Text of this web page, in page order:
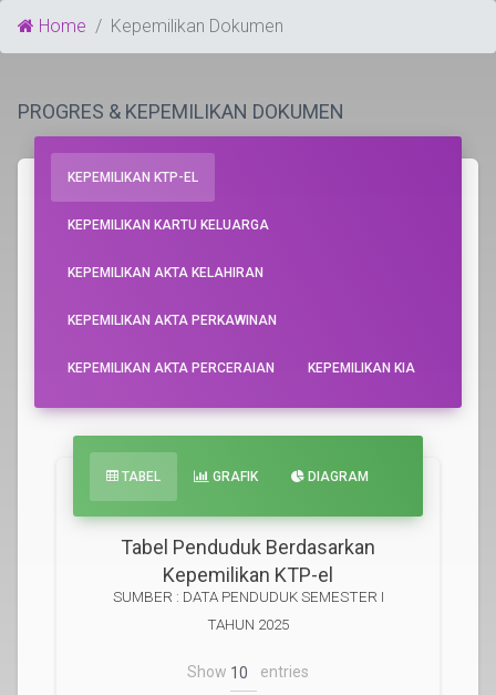
Home Kepemilikan Dokumen
PROGRES & KEPEMILIKAN DOKUMEN
KEPEMILIKAN KTP-EL
KEPEMILIKAN KARTU KELUARGA
KEPEMILIKAN AKTA KELAHIRAN
KEPEMILIKAN AKTA PERKAWINAN
KEPEMILIKAN AKTA PERCERAIAN KEPEMILIKAN KIA
TABEL GRAFIK DIAGRAM
Tabel Penduduk Berdasarkan
Kepemilikan KTP-el
SUMBER : DATA PENDUDUK SEMESTER I
TAHUN 2025
Show entries